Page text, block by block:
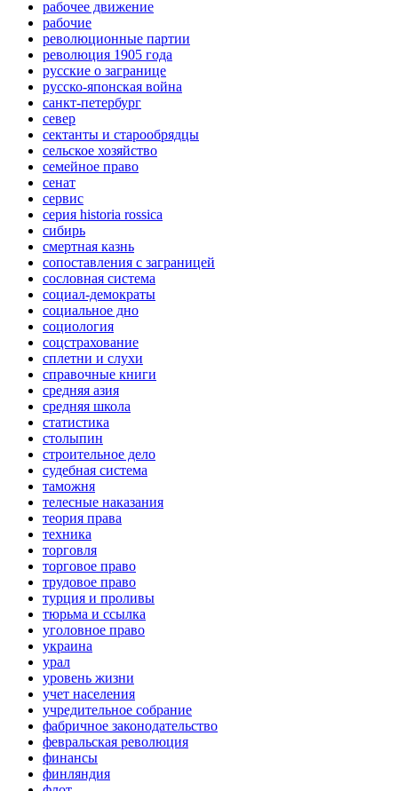
рабочее движение
рабочие
революционные партии
революция 1905 года
русские о загранице
русско-японская война
санкт-петербург
север
сектанты и старообрядцы
сельское хозяйство
семейное право
сенат
сервис
серия historia rossica
сибирь
смертная казнь
сопоставления с заграницей
сословная система
социал-демократы
социальное дно
социология
соцстрахование
сплетни и слухи
справочные книги
средняя азия
средняя школа
статистика
столыпин
строительное дело
судебная система
таможня
телесные наказания
теория права
техника
торговля
торговое право
трудовое право
турция и проливы
тюрьма и ссылка
уголовное право
украина
урал
уровень жизни
учет населения
учредительное собрание
фабричное законодательство
февральская революция
финансы
финляндия